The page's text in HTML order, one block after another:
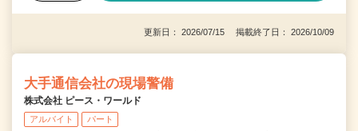
更新日： 2026/07/15 掲載終了日： 2026/10/09
大手通信会社の現場警備
株式会社 ピース・ワールド
アルバイト パート